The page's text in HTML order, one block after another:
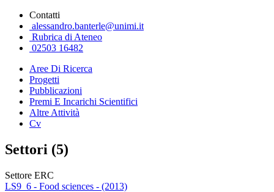
Contatti
alessandro.banterle@unimi.it
Rubrica di Ateneo
02503 16482
Aree Di Ricerca
Progetti
Pubblicazioni
Premi E Incarichi Scientifici
Altre Attività
Cv
Settori (5)
Settore ERC
LS9_6 - Food sciences - (2013)